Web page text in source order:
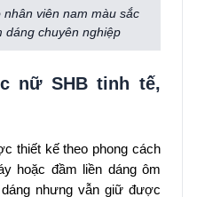
viên nam màu sắc
dáng chuyên nghiệp
nữ SHB tinh tế,
thiết kế theo phong cách
hoặc đầm liền dáng ôm
nhưng vẫn giữ được